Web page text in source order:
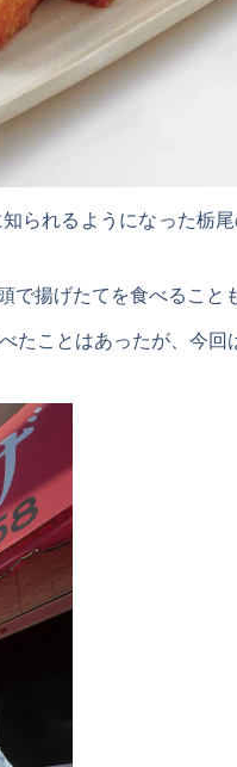
られるようになった栃
揚げたてを食べること
たことはあったが、今